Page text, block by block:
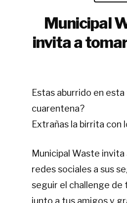
Municipal
invita a
Estas aburrido en
cuarentena?
Extrañas la birrita con
Municipal Waste
redes sociales a sus
seguir el challenge de
junto a tus amigos y